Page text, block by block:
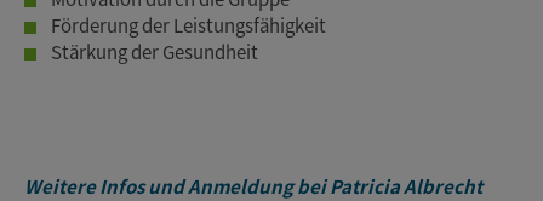
Förderung der Leistungsfähigkeit
Stärkung der Gesundheit
Weitere Infos und Anmeldung bei Patricia Albrecht